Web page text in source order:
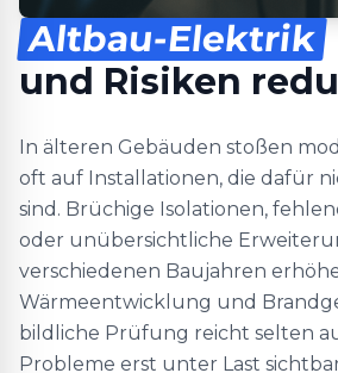
Altbau-Elektrik
und Risiken
In älteren Gebäuden stoßen
oft auf Installationen, die dafür
sind. Brüchige Isolationen,
oder unübersichtliche
verschiedenen Baujahren
Wärmeentwicklung und
bildliche Prüfung reicht selten
Probleme erst unter Last